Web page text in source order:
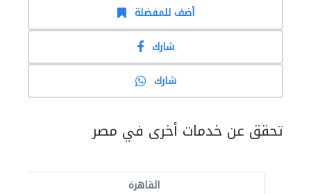
أضف للمفضلة
شارك
شارك
تحقق عن خدمات أخرى في مصر
القاهرة